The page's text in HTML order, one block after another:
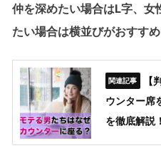
仲を深めたい場合はL字、女
たい場合は横並びがおすすめ
【
ウンター席
を徹底解説！